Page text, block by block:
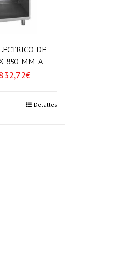
DE
850 MM A
€El
es:Detalles